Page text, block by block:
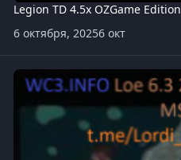
Legion TD 4.5x OZGame Edition
6 октября, 20256 окт